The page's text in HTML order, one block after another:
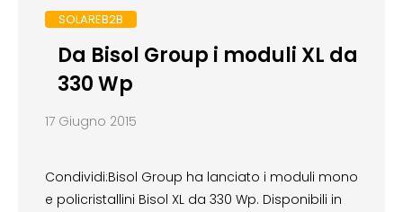
SOLAREB2B
Da Bisol Group i moduli XL da
330 Wp
17 Giugno 2015
Condividi:Bisol Group ha lanciato i moduli mono
e policristallini Bisol XL da 330 Wp. Disponibili in